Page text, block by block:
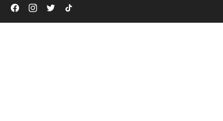
FacebookInstagramTwitter TikTok